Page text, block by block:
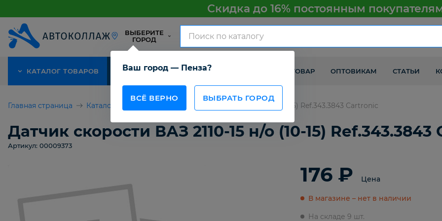
Скидка до 16% постоянным
ВЫБЕРИТЕ
ГОРОД
Ваш город — Пенза?
ВСЁ ВЕРНО ВЫБРАТЬ ГОРОД
КАТАЛОГ ТОВАРОВ АКЦИЯ О КОМПАНИИ КАК ПОЛУЧИТЬ ТОВАР ОПТОВИКАМ СТАТЬИ
Главная страница Каталог товаров Датчик скорости ВАЗ 2110-15 н/о (10-15) Ref.343.3843 Cartronic
Датчик скорости ВАЗ 2110-15 н/о (10-15) Ref.343.3843
Артикул: 00009373
176 ₽ Цена
В магазине – нет в наличии
На складе 9 шт.